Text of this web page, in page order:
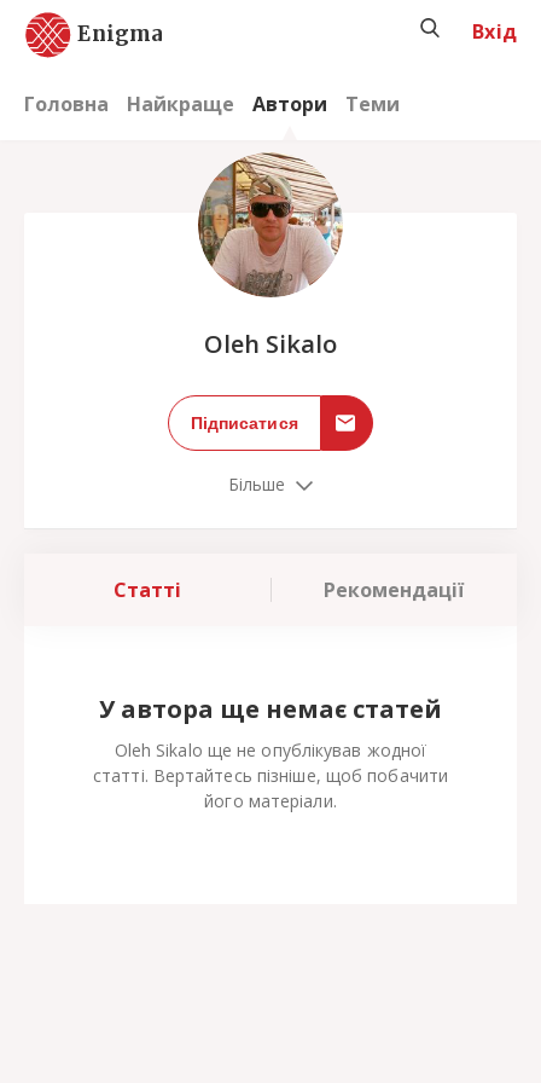
Enigma
Головна Найкраще Автори Теми
Вхід
Oleh Sikalo
Підписатися
Більше
Статті Рекомендації
У автора ще немає статей
Oleh Sikalo ще не опублікував жодної
статті. Вертайтесь пізніше, щоб побачити
його матеріали.